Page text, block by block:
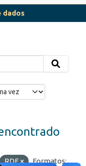
dados
RDE
Formatos: